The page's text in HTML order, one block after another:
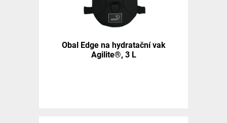
Obal Edge na hydratační vak
Agilite®, 3 L